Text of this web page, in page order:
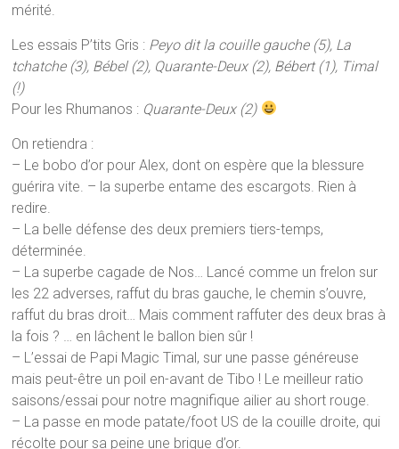
mérité.
Les essais P’tits Gris : Peyo dit la couille gauche (5), La
tchatche (3), Bébel (2), Quarante-Deux (2), Bébert (1), Timal
(!)
Pour les Rhumanos : Quarante-Deux (2)
On retiendra :
– Le bobo d’or pour Alex, dont on espère que la blessure
guérira vite. – la superbe entame des escargots. Rien à
redire.
– La belle défense des deux premiers tiers-temps,
déterminée.
– La superbe cagade de Nos… Lancé comme un frelon sur
les 22 adverses, raffut du bras gauche, le chemin s’ouvre,
raffut du bras droit… Mais comment raffuter des deux bras à
la fois ? … en lâchent le ballon bien sûr !
– L’essai de Papi Magic Timal, sur une passe généreuse
mais peut-être un poil en-avant de Tibo ! Le meilleur ratio
saisons/essai pour notre magnifique ailier au short rouge.
– La passe en mode patate/foot US de la couille droite, qui
récolte pour sa peine une brique d’or.